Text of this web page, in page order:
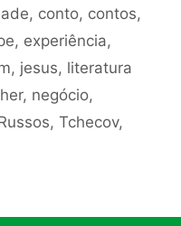
, conto, contos,
, experiência,
, jesus, literatura
, negócio,
, Tchecov,